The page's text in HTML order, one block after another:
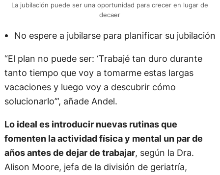
La jubilación puede ser una oportunidad para crecer en lugar de
decaer
No espere a jubilarse para planificar su jubilación
“El plan no puede ser: ‘Trabajé tan duro durante
tanto tiempo que voy a tomarme estas largas
vacaciones y luego voy a descubrir cómo
solucionarlo’”, añade Andel.
Lo ideal es introducir nuevas rutinas que
fomenten la actividad física y mental un par de
años antes de dejar de trabajar, según la Dra.
Alison Moore, jefa de la división de geriatría,